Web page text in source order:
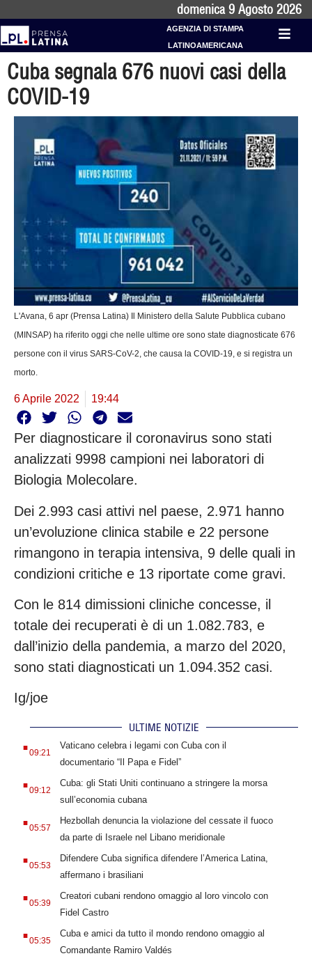
domenica 9 Agosto 2026
AGENZIA DI STAMPA
LATINOAMERICANA
Cuba segnala 676 nuovi casi della
COVID-19
L'Avana, 6 apr (Prensa Latina) Il Ministero della Salute Pubblica cubano
(MINSAP) ha riferito oggi che nelle ultime ore sono state diagnosticate 676
persone con il virus SARS-CoV-2, che causa la COVID-19, e si registra un
morto.
6 Aprile 2022 19:44
Per diagnosticare il coronavirus sono stati
analizzati 9998 campioni nei laboratori di
Biologia Molecolare.
Dei 2.993 casi attivi nel paese, 2.971 hanno
un’evoluzione clinica stabile e 22 persone
rimangono in terapia intensiva, 9 delle quali in
condizioni critiche e 13 riportate come gravi.
Con le 814 dimissioni cliniche concesse, il
totale dei recuperati è di un 1.082.783, e
dall’inizio della pandemia, a marzo del 2020,
sono stati diagnosticati un 1.094.352 casi.
Ig/joe
ULTIME NOTIZIE
.09:21
Vaticano celebra i legami con Cuba con il
documentario “Il Papa e Fidel”
.09:12
Cuba: gli Stati Uniti continuano a stringere la morsa
sull’economia cubana
.05:57
Hezbollah denuncia la violazione del cessate il fuoco
da parte di Israele nel Libano meridionale
.05:53
Difendere Cuba significa difendere l’America Latina,
affermano i brasiliani
.05:39
Creatori cubani rendono omaggio al loro vincolo con
Fidel Castro
.05:35
Cuba e amici da tutto il mondo rendono omaggio al
Comandante Ramiro Valdés